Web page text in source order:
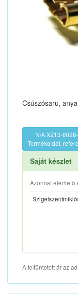
Csúszósaru,
N/A XZ13-
Termékoldal,
Saját készlet
Azonnal elérhető
A feltüntetett ár az